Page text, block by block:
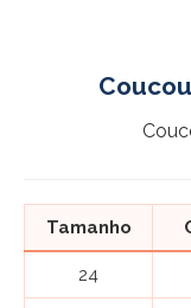
Tamanho
24